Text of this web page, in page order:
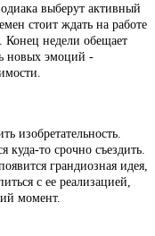
выберут активный
стоит ждать на работе
недели обещает
новых эмоций -
изобретательность.
куда-то срочно съездить.
грандиозная идея,
с ее реализацией,
момент.